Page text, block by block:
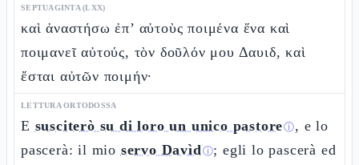
SEPTUAGINTA (LXX)
καὶ ἀναστήσω ἐπ’ αὐτοὺς ποιμένα ἕνα καὶ
ποιμανεῖ αὐτούς, τὸν δοῦλόν μου Δαυιδ, καὶ
ἔσται αὐτῶν ποιμήν·
LETTURA ORTODOSSA
E susciterò su di loro un unico pastoreⓘ, e lo
pascerà: il mio servo Davìdⓘ; egli lo pascerà ed